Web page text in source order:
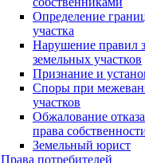
Определение
участка
Нарушение правил
земельных участков
Признание и
Споры при
участков
Обжалование
права
Земельный юрист
Права потребителей